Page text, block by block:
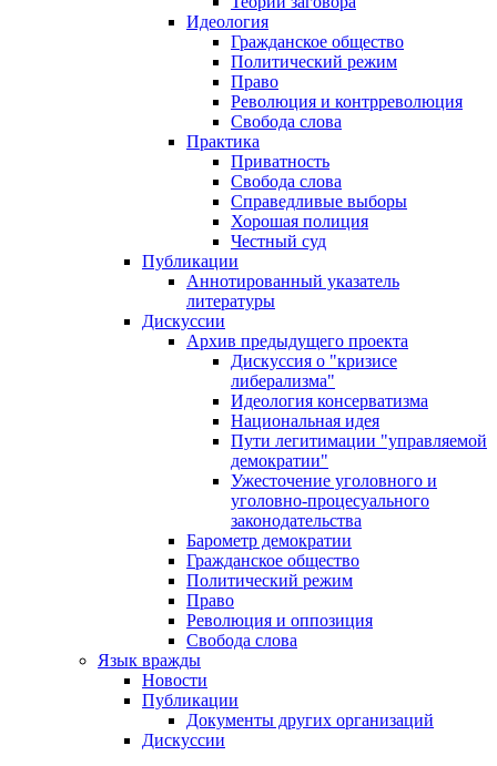
Идеология
Гражданское общество
Политический режим
Право
Революция и контрреволюция
Свобода слова
Практика
Приватность
Свобода слова
Справедливые выборы
Хорошая полиция
Честный суд
Публикации
Аннотированный указатель
литературы
Дискуссии
Архив предыдущего проекта
Дискуссия о "кризисе
либерализма"
Идеология консерватизма
Национальная идея
Пути легитимации "управляемой
демократии"
Ужесточение уголовного и
уголовно-процесуального
законодательства
Барометр демократии
Гражданское общество
Политический режим
Право
Революция и оппозиция
Свобода слова
Язык вражды
Новости
Публикации
Документы других организаций
Дискуссии